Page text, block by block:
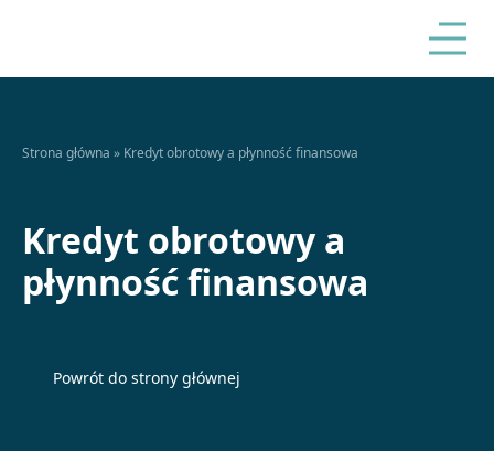
Strona główna » Kredyt obrotowy a płynność finansowa
Kredyt obrotowy a
płynność finansowa
Powrót do strony głównej